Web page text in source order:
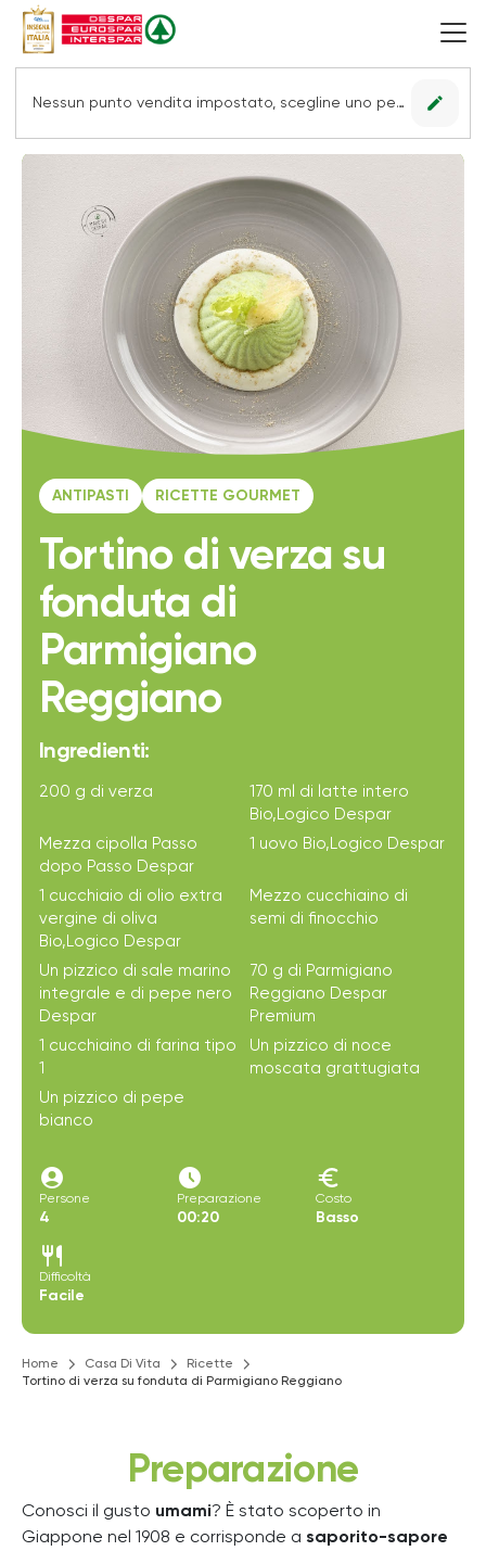
Nessun punto vendita impostato, scegline uno per vedere le offerte. edit
ANTIPASTI RICETTE GOURMET
Tortino di verza su
fonduta di
Parmigiano
Reggiano
Ingredienti:
200 g di verza
170 ml di latte intero
Bio,Logico Despar
Mezza cipolla Passo
dopo Passo Despar
1 uovo Bio,Logico Despar
1 cucchiaio di olio extra
vergine di oliva
Bio,Logico Despar
Mezzo cucchiaino di
semi di finocchio
Un pizzico di sale marino
integrale e di pepe nero
Despar
70 g di Parmigiano
Reggiano Despar
Premium
1 cucchiaino di farina tipo
1
Un pizzico di noce
moscata grattugiata
Un pizzico di pepe
bianco
account_circle
Persone
4
access_time_filled
Preparazione
00:20
euro
Costo
Basso
restaurant
Difficoltà
Facile
Home Casa Di Vita
Ricette
Tortino di verza su fonduta di Parmigiano Reggiano
Preparazione
Conosci il gusto umami? È stato scoperto in
Giappone nel 1908 e corrisponde a saporito-sapore